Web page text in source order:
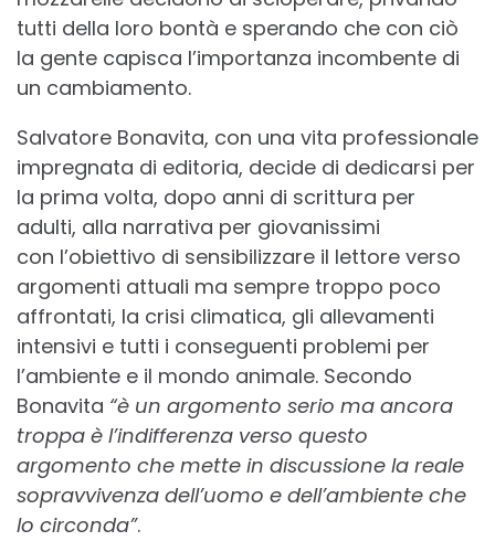
tutti della loro bontà e sperando che con ciò
la gente capisca l’importanza incombente di
un cambiamento.
Salvatore Bonavita, con una vita professionale
impregnata di editoria, decide di dedicarsi per
la prima volta, dopo anni di scrittura per
adulti, alla narrativa per giovanissimi
con l’obiettivo di sensibilizzare il lettore verso
argomenti attuali ma sempre troppo poco
affrontati, la crisi climatica, gli allevamenti
intensivi e tutti i conseguenti problemi per
l’ambiente e il mondo animale. Secondo
Bonavita “è un argomento serio ma ancora
troppa è l’indifferenza verso questo
argomento che mette in discussione la reale
sopravvivenza dell’uomo e dell’ambiente che
lo circonda”.